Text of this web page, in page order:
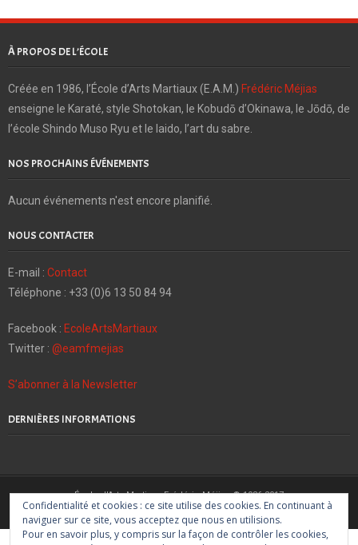
À PROPOS DE L’ÉCOLE
Créée en 1986, l’École d’Arts Martiaux (E.A.M.) Frédéric Méjias
enseigne le Karaté, style Shotokan, le Kobudō d’Okinawa, le Jōdō, de
l’école Shindo Muso Ryu et le Iaido, l’art du sabre.
NOS PROCHAINS ÉVÉNEMENTS
Aucun événements n'est encore planifié.
NOUS CONTACTER
E-mail : Contact
Téléphone : +33 (0)6 13 50 84 94
Facebook : EcoleArtsMartiaux
Twitter : @eamfmejias
S’abonner à la Newsletter
DERNIÈRES INFORMATIONS
École d'Arts Martiaux Frédéric Méjias © 1986-2017
Karaté Shotokan, Kobudō d'Okinawa, Shindo Muso Ryu Jōdō
Confidentialité et cookies : ce site utilise des cookies. En continuant à
naviguer sur ce site, vous acceptez que nous en utilisions.
Pour en savoir plus, y compris sur la façon de contrôler les cookies,